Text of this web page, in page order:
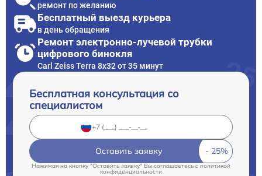
ремонт по желанию
Бесплатный выезд курьера
в день обращения
Ремонт электронно-лучевой трубки
цифрового бинокля
Carl Zeiss Terra 8x32 от 35 минут
Бесплатная консультация со
специалистом
Оставить заявку
Нажимая на кнопку "Оставить заявку" Вы соглашаетесь cполитикой
конфиденциальности